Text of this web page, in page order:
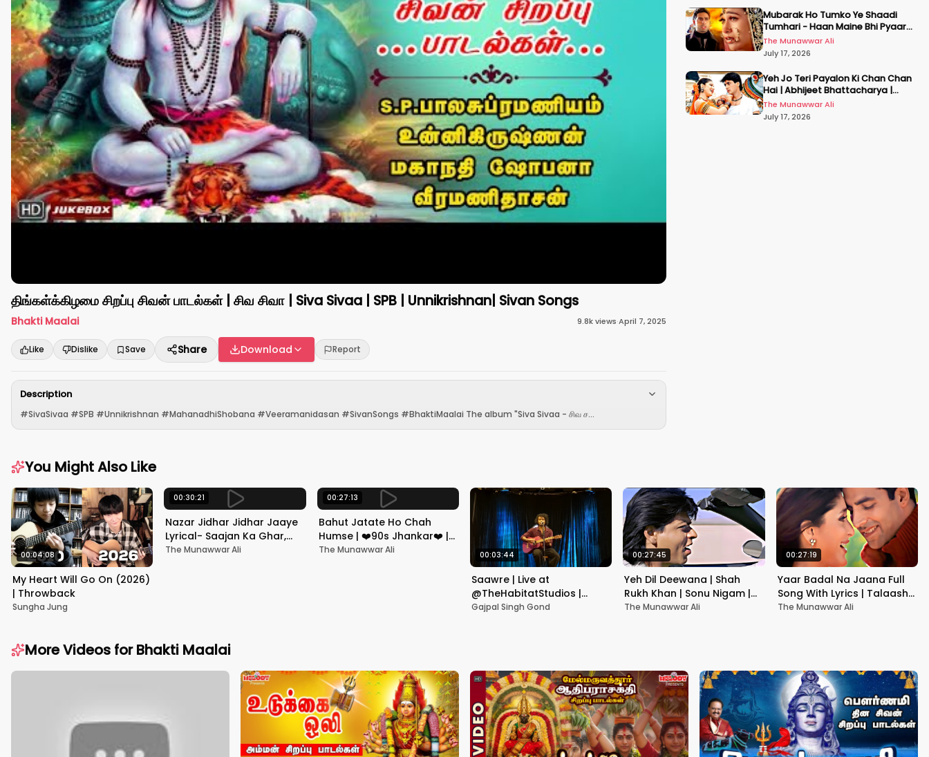
திங்கள்க்கிழமை சிறப்பு சிவன் பாடல்கள் | சிவ சிவா | Siva Sivaa | SPB | Unnikrishnan| Sivan Songs
Bhakti Maalai 9.8kviews·April 7, 2025
Like Dislike Save Share Download Report
Description
#SivaSivaa #SPB #Unnikrishnan #MahanadhiShobana #Veeramanidasan #SivanSongs #BhaktiMaalai The album "Siva Sivaa - சிவ ச...
Mubarak Ho Tumko Ye Shaadi
Tumhari - Haan Maine Bhi Pyaar
Kiya | Udit N | Akshay, Karisma,
Abhishek
The Munawwar Ali
July 17, 2026
Yeh Jo Teri Payalon Ki Chan Chan
Hai | Abhijeet Bhattacharya |
Sadhana Sargam | Masoom
The Munawwar Ali
July 17, 2026
You Might Also Like
00:04:08
My Heart Will Go On (2026)
| Throwback
Sungha Jung
00:30:21
Nazar Jidhar Jidhar Jaaye
Lyrical- Saajan Ka Ghar,
Rishi Kapoor, Juhi Chawla,
The Munawwar Ali
00:27:13
Bahut Jatate Ho Chah
Humse | ❤️90s Jhankar❤️ |
Aadmi Khilona Hai |
The Munawwar Ali 00:03:44
Saawre | Live at
@TheHabitatStudios |
Mumbai | Gajpal S G
Gajpal Singh Gond
00:27:45
Yeh Dil Deewana | Shah
Rukh Khan | Sonu Nigam |
Nadeem-Shravan | Pardes
The Munawwar Ali
00:27:19
Yaar Badal Na Jaana Full
Song With Lyrics | Talaash |
Akshay Kumar & Kareena
The Munawwar Ali
More Videos forBhakti Maalai